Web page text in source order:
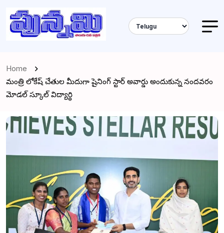
Home
మంత్రి లోకేష్ చేతుల మీదుగా షైనింగ్ స్టార్ అవార్డు అందుకున్న నందవరం
మోడల్ స్కూల్ విద్యార్థి